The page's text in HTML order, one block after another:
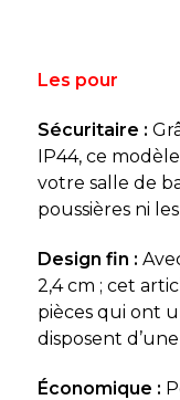
Les pour
Sécuritaire :
IP44, ce
votre salle de
poussières ni
Design fin :
2,4 cm ; cet
pièces qui ont
disposent
Économique :